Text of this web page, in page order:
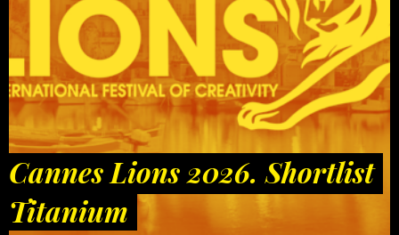
Cannes Lions 2026. Shortlist
Titanium